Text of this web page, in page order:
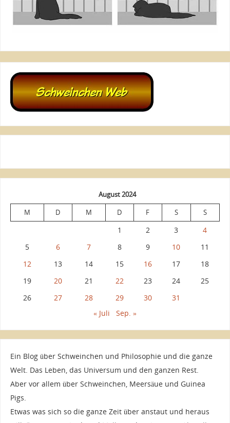
August 2024
M
D M D F S S
1 2 3
4
5
6 7 8 9 10
11
12
13 14 15 16 17
18
19
20 21 22 23 24
25
26
27 28 29 30
31
« Juli
Sep. »
Ein Blog über Schweinchen und Philosophie und die ganze
Welt. Das Leben, das Universum und den ganzen Rest.
Aber vor allem über Schweinchen, Meersäue und Guinea
Pigs.
Etwas was sich so die ganze Zeit über anstaut und heraus